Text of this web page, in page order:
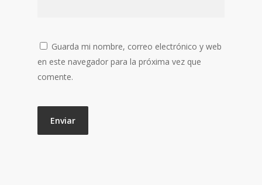
Guarda mi nombre, correo electrónico y web
en este navegador para la próxima vez que
comente.